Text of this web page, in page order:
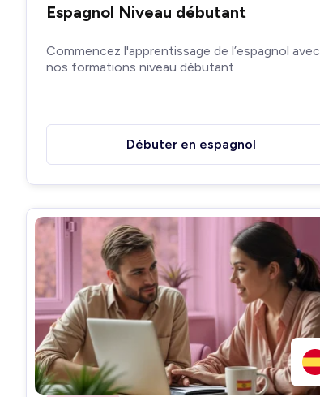
Espagnol Niveau débutant
Commencez l'apprentissage de l’espagnol avec
nos formations niveau débutant
Débuter en espagnol